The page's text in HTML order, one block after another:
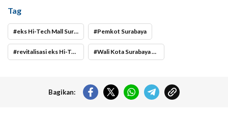
Tag
eks Hi-Tech Mall Surabaya Pemkot Surabaya
revitalisasi eks Hi-Tech Mall Surabaya Wali Kota Surabaya Eri Cahyadi
Bagikan: